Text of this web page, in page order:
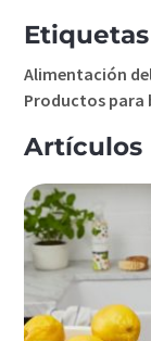
Etiquetas
Alimentación
Productos para
Artículos